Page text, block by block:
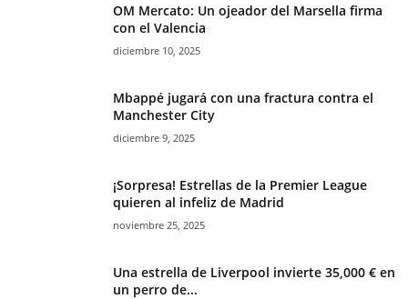
OM Mercato: Un ojeador del Marsella firma
con el Valencia
diciembre 10, 2025
Mbappé jugará con una fractura contra el
Manchester City
diciembre 9, 2025
¡Sorpresa! Estrellas de la Premier League
quieren al infeliz de Madrid
noviembre 25, 2025
Una estrella de Liverpool invierte 35,000 € en
un perro de...